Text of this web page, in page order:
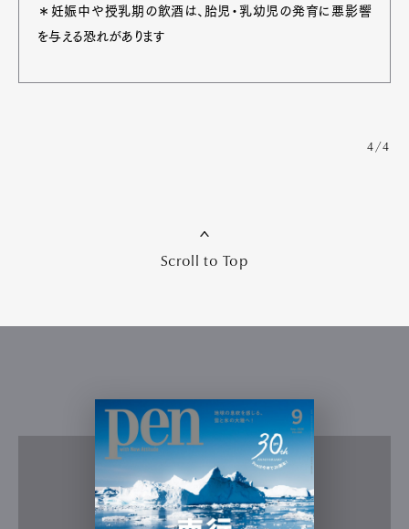
＊妊娠中や授乳期の飲酒は、胎児・乳幼児の発育に悪影響
を与える恐れがあります
4/4
Scroll to Top